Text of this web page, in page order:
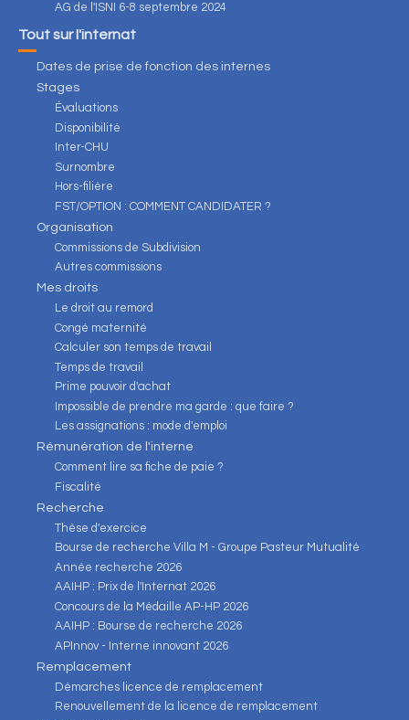
AG de l'ISNI 6-8 septembre 2024
Tout sur l'internat
Dates de prise de fonction des internes
Stages
Évaluations
Disponibilité
Inter-CHU
Surnombre
Hors-filière
FST/OPTION : COMMENT CANDIDATER ?
Organisation
Commissions de Subdivision
Autres commissions
Mes droits
Le droit au remord
Congé maternité
Calculer son temps de travail
Temps de travail
Prime pouvoir d'achat
Impossible de prendre ma garde : que faire ?
Les assignations : mode d'emploi
Rémunération de l'interne
Comment lire sa fiche de paie ?
Fiscalité
Recherche
Thèse d'exercice
Bourse de recherche Villa M - Groupe Pasteur Mutualité
Année recherche 2026
AAIHP : Prix de l'Internat 2026
Concours de la Médaille AP-HP 2026
AAIHP : Bourse de recherche 2026
APInnov - Interne innovant 2026
Remplacement
Démarches licence de remplacement
Renouvellement de la licence de remplacement